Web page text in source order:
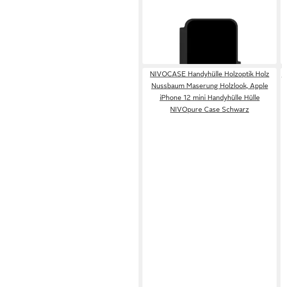
Handyhülle einfarbig schwarz Farbe
NIVOCASE Handyhülle Holzoptik Holz
Nussbaum Maserung Holzlook, Apple
iPhone 12 mini Handyhülle Hülle
NIVOpure Case Schwarz